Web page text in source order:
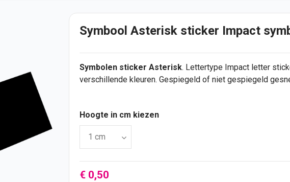
Symbool Asterisk sticker Impact
Symbolen sticker Asterisk. Lettertype Impact letter
verschillende kleuren. Gespiegeld of niet gespiegeld
Hoogte in cm kiezen
€ 0,50